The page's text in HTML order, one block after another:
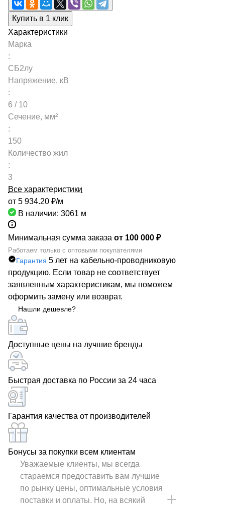
Купить в 1 клик
Характеристики
Марка
:
СБ2лу
Напряжение, кВ
:
6 / 10
Сечение, мм²
:
150
Количество жил
:
3
Все характеристики
от 5 934.20 ₽/м
В наличии: 3061 м
Минимальная сумма заказа от 100 000 ₽
Работаем только с оптовыми покупателями
Гарантия 5 лет на кабельно-проводниковую
продукцию. Если товар не соответствует
заявленным характеристикам, мы поможем
оформить замену или возврат.
Нашли дешевле?
Доступные цены на лучшие бренды
Быстрая доставка по России за 24 часа
Гарантия качества от производителей
Бонусы за покупки всем клиентам
Уважаемые клиенты, мы всегда
стараемся предоставить вам лучшие
по рынку цены, оптимальные условия
поставки и оплаты. Но, на всякий